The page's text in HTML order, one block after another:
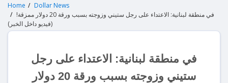
Home
Dollar News
في منطقة لبنانية: الاعتداء على رجل ستيني وزوجته بسبب ورقة 20 دولار ممزقة!
(فيديو داخل الخبر)
في منطقة لبنانية: الاعتداء على رجل
ستيني وزوجته بسبب ورقة 20 دولار